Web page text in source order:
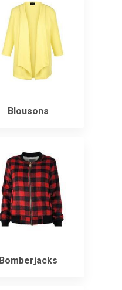
Blousons
Bomberjacks